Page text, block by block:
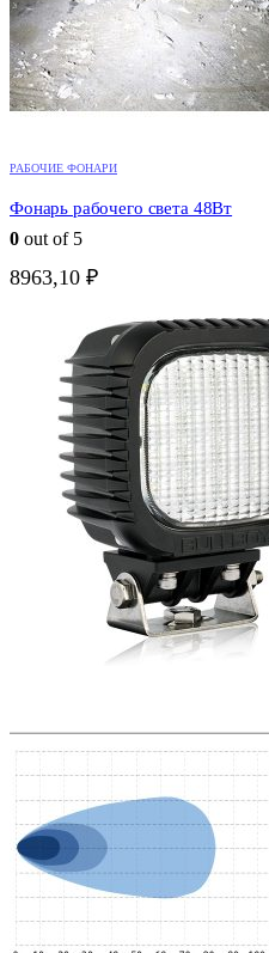
РАБОЧИЕ ФОНАРИ
Фонарь рабочего света 48Вт
0 out of 5
8963,10 ₽